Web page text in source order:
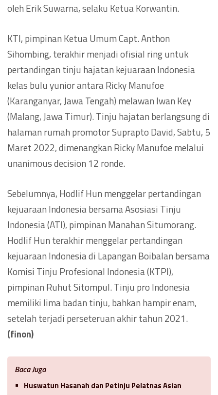
oleh Erik Suwarna, selaku Ketua Korwantin.
KTI, pimpinan Ketua Umum Capt. Anthon
Sihombing, terakhir menjadi ofisial ring untuk
pertandingan tinju hajatan kejuaraan Indonesia
kelas bulu yunior antara Ricky Manufoe
(Karanganyar, Jawa Tengah) melawan Iwan Key
(Malang, Jawa Timur). Tinju hajatan berlangsung di
halaman rumah promotor Suprapto David, Sabtu, 5
Maret 2022, dimenangkan Ricky Manufoe melalui
unanimous decision 12 ronde.
Sebelumnya, Hodlif Hun menggelar pertandingan
kejuaraan Indonesia bersama Asosiasi Tinju
Indonesia (ATI), pimpinan Manahan Situmorang.
Hodlif Hun terakhir menggelar pertandingan
kejuaraan Indonesia di Lapangan Boibalan bersama
Komisi Tinju Profesional Indonesia (KTPI),
pimpinan Ruhut Sitompul. Tinju pro Indonesia
memiliki lima badan tinju, bahkan hampir enam,
setelah terjadi perseteruan akhir tahun 2021.
(finon)
Baca Juga
Huswatun Hasanah dan Petinju Pelatnas Asian